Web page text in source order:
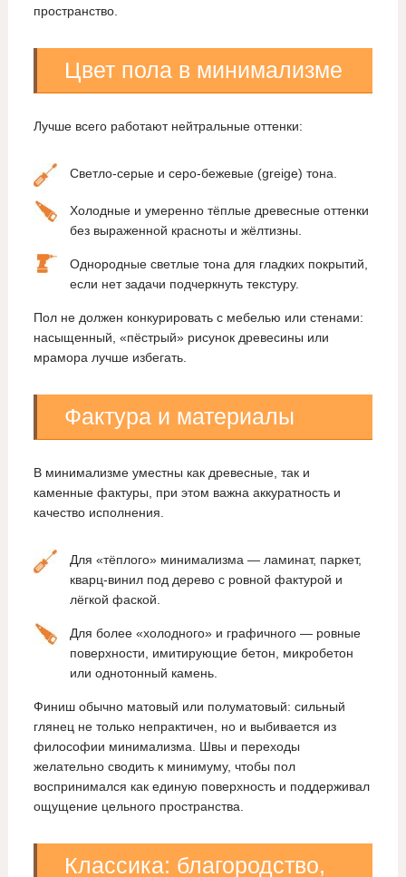
пространство.
Цвет пола в минимализме
Лучше всего работают нейтральные оттенки:
Светло‑серые и серо‑бежевые (greige) тона.
Холодные и умеренно тёплые древесные оттенки
без выраженной красноты и жёлтизны.
Однородные светлые тона для гладких покрытий,
если нет задачи подчеркнуть текстуру.
Пол не должен конкурировать с мебелью или стенами:
насыщенный, «пёстрый» рисунок древесины или
мрамора лучше избегать.
Фактура и материалы
В минимализме уместны как древесные, так и
каменные фактуры, при этом важна аккуратность и
качество исполнения.
Для «тёплого» минимализма — ламинат, паркет,
кварц‑винил под дерево с ровной фактурой и
лёгкой фаской.
Для более «холодного» и графичного — ровные
поверхности, имитирующие бетон, микробетон
или однотонный камень.
Финиш обычно матовый или полуматовый: сильный
глянец не только непрактичен, но и выбивается из
философии минимализма. Швы и переходы
желательно сводить к минимуму, чтобы пол
воспринимался как единую поверхность и поддерживал
ощущение цельного пространства.
Классика: благородство,